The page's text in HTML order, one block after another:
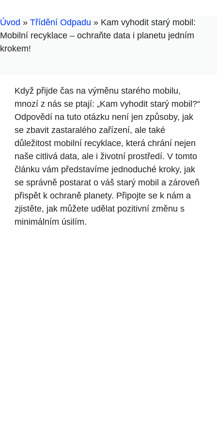
Úvod » Třídění Odpadu » Kam vyhodit starý mobil:
Mobilní recyklace – ochraňte data i planetu jedním
krokem!
Když přijde čas na výměnu starého mobilu,
mnozí z nás se ptají: „Kam vyhodit starý mobil?“
Odpovědí na tuto otázku není jen způsoby, jak
se zbavit zastaralého zařízení, ale také
důležitost mobilní recyklace, která chrání nejen
naše citlivá data, ale i životní prostředí. V tomto
článku vám představíme jednoduché kroky, jak
se správně postarat o váš starý mobil a zároveň
přispět k ochraně planety. Připojte se k nám a
zjistěte, jak můžete udělat pozitivní změnu s
minimálním úsilím.